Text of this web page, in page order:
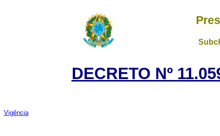
DECRETO Nº
Vigência